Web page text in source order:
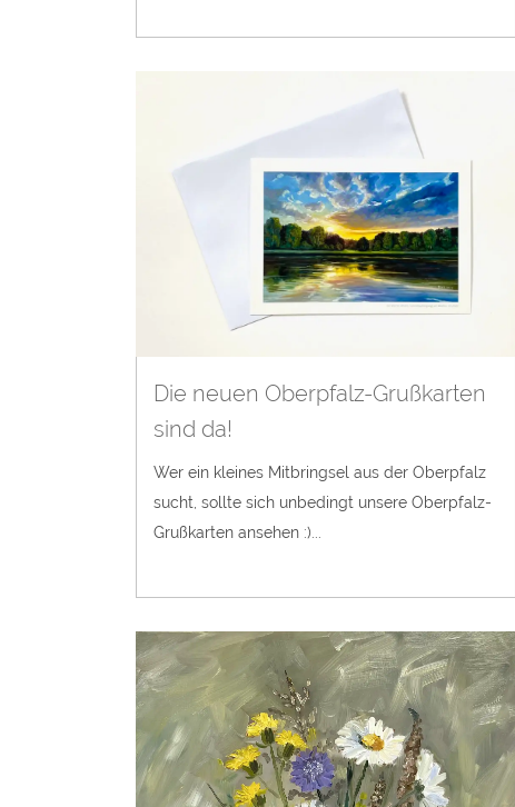
Die neuen Oberpfalz-Grußkarten
sind da!
Wer ein kleines Mitbringsel aus der Oberpfalz
sucht, sollte sich unbedingt unsere Oberpfalz-
Grußkarten ansehen :)...